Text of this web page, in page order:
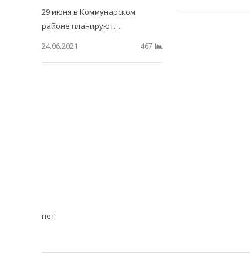
29 июня в Коммунарском
районе планируют…
24.06.2021
467
нет